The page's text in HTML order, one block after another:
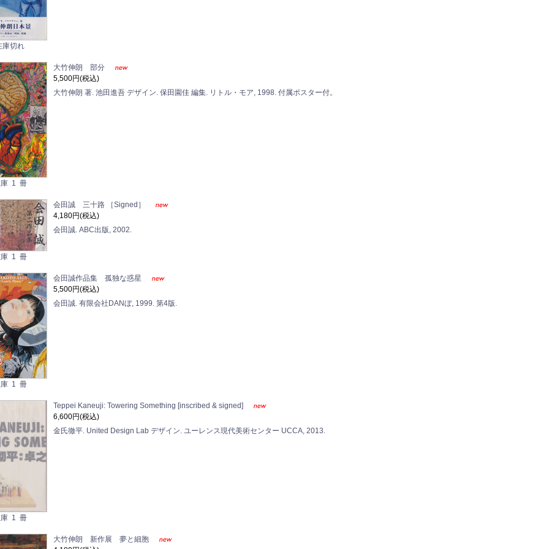
庫切れ
1 冊
大竹伸朗 部分
5,500円(税込)
大竹伸朗 著. 池田進吾 デザイン. 保田園佳 編集. リトル・モア, 1998. 付属ポスター付。
1 冊
会田誠 三十路 ［Signed］
4,180円(税込)
会田誠. ABC出版, 2002.
1 冊
会田誠作品集 孤独な惑星
5,500円(税込)
会田誠. 有限会社DANぼ, 1999. 第4版.
1 冊
Teppei Kaneuji: Towering Something [inscribed & signed]
6,600円(税込)
金氏徹平. United Design Lab デザイン. ユーレンス現代美術センター UCCA, 2013.
大竹伸朗 新作展 夢と細胞